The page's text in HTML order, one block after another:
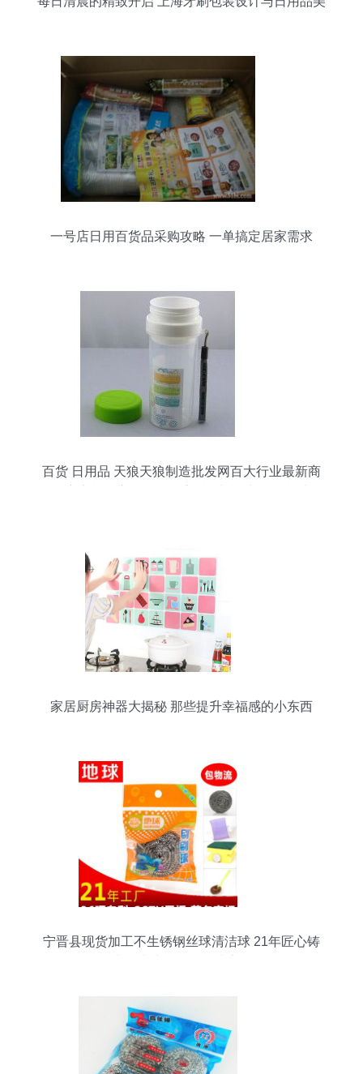
一号店日用百货品采购攻略 一单搞定居家需求
百货 日用品 天狼天狼制造批发网百大行业最新商
家居厨房神器大揭秘 那些提升幸福感的小东西
宁晋县现货加工不生锈钢丝球清洁球 21年匠心铸